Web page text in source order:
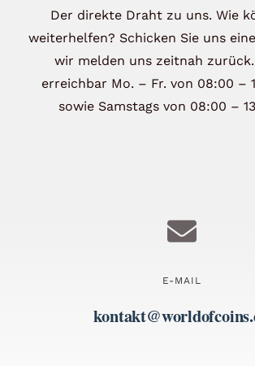
Neuheiten
Angebote
Mein Konto
Der direkte Draht zu uns. Wie
weiterhelfen? Schicken Sie uns
wir melden uns zeitnah
erreichbar Mo. – Fr. von 08:00 –
sowie Samstags von 08:00 –
E-MAIL